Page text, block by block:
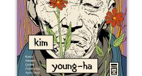
Bir Katilin Güncesi